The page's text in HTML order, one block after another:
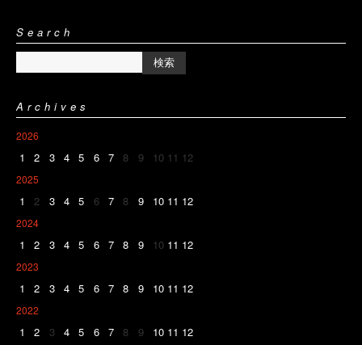
Search
Archives
2026
1 2 3 4 5 6 7 8 9 10 11 12
2025
1 2 3 4 5 6 7 8 9 10 11 12
2024
1 2 3 4 5 6 7 8 9 10 11 12
2023
1 2 3 4 5 6 7 8 9 10 11 12
2022
1 2 3 4 5 6 7 8 9 10 11 12